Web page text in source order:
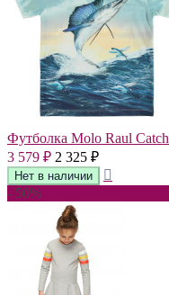
Футболка Molo Raul Catch
3 579 ₽ 2 325 ₽
- 50%